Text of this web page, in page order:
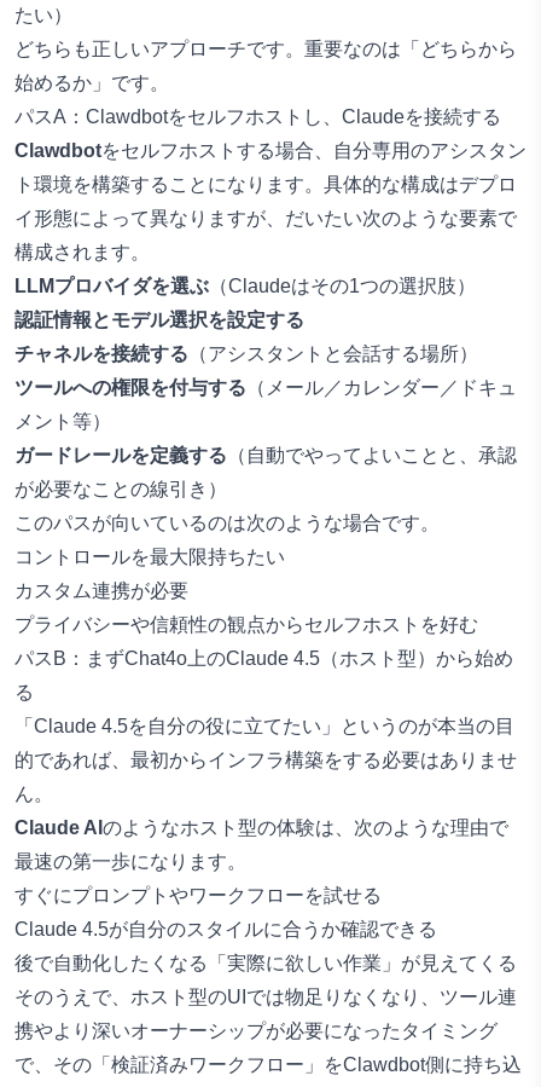
たい）
どちらも正しいアプローチです。重要なのは「どちらから
始めるか」です。
パスA：Clawdbotをセルフホストし、Claudeを接続する
Clawdbotをセルフホストする場合、自分専用のアシスタン
ト環境を構築することになります。具体的な構成はデプロ
イ形態によって異なりますが、だいたい次のような要素で
構成されます。
LLMプロバイダを選ぶ （Claudeはその1つの選択肢）
認証情報とモデル選択を設定する
チャネルを接続する （アシスタントと会話する場所）
ツールへの権限を付与する （メール／カレンダー／ドキュ
メント等）
ガードレールを定義する （自動でやってよいことと、承認
が必要なことの線引き）
このパスが向いているのは次のような場合です。
コントロールを最大限持ちたい
カスタム連携が必要
プライバシーや信頼性の観点からセルフホストを好む
パスB：まずChat4o上のClaude 4.5（ホスト型）から始め
る
「Claude 4.5を自分の役に立てたい」というのが本当の目
的であれば、最初からインフラ構築をする必要はありませ
ん。
Claude AI のようなホスト型の体験は、次のような理由で
最速の第一歩になります。
すぐにプロンプトやワークフローを試せる
Claude 4.5が自分のスタイルに合うか確認できる
後で自動化したくなる「実際に欲しい作業」が見えてくる
そのうえで、ホスト型のUIでは物足りなくなり、ツール連
携やより深いオーナーシップが必要になったタイミング
で、その「検証済みワークフロー」をClawdbot側に持ち込